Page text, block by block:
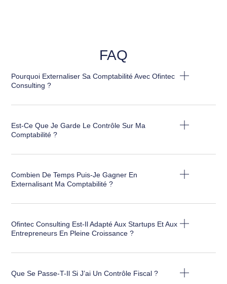
FAQ
Pourquoi Externaliser Sa Comptabilité Avec Ofintec
Consulting ?
Est-Ce Que Je Garde Le Contrôle Sur Ma
Comptabilité ?
Combien De Temps Puis-Je Gagner En
Externalisant Ma Comptabilité ?
Ofintec Consulting Est-Il Adapté Aux Startups Et Aux
Entrepreneurs En Pleine Croissance ?
Que Se Passe-T-Il Si J’ai Un Contrôle Fiscal ?